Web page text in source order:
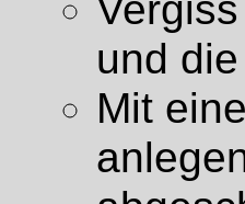
und
Mit